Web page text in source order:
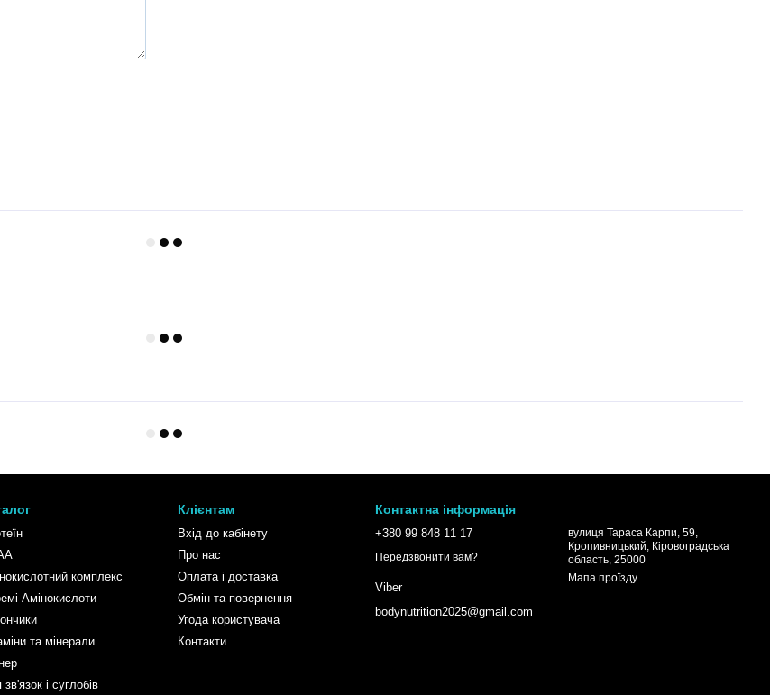
комплекс
Амінокислоти
та мінерали
і суглобів
Клієнтам
Вхід до кабінету
Про нас
Оплата і доставка
Обмін та повернення
Угода користувача
Контакти
Контактна інформація
+380 99 848 11 17
Передзвонити вам?
Viber
bodynutrition2025@gmail.com
вулиця Тараса Карпи, 59,
Кропивницький, Кіровоградська
область, 25000
Мапа проїзду